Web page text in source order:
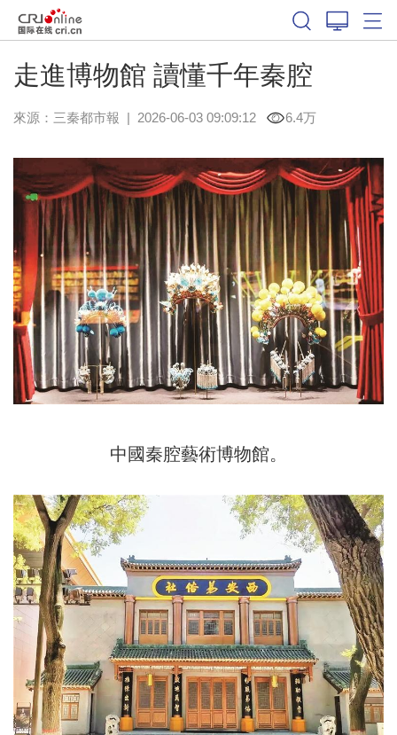
走進博物館 讀懂千年秦腔
來源： 三秦都市報 | 2026-06-03 09:09:12 6.4万
中國秦腔藝術博物館。